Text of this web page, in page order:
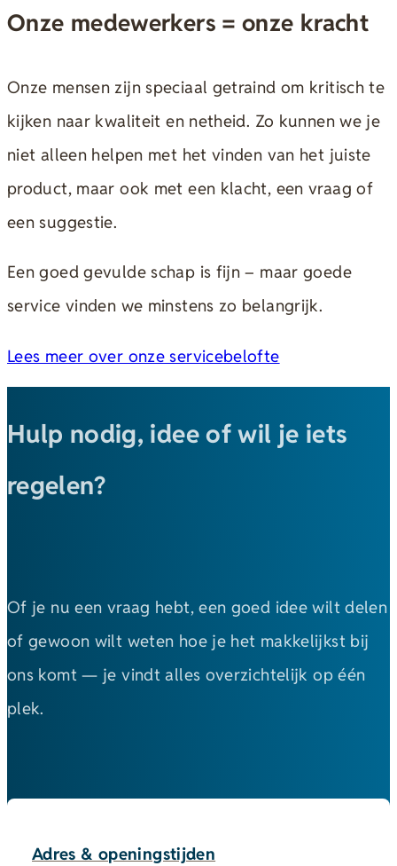
Onze medewerkers = onze kracht
Onze mensen zijn speciaal getraind om kritisch te
kijken naar kwaliteit en netheid. Zo kunnen we je
niet alleen helpen met het vinden van het juiste
product, maar ook met een klacht, een vraag of
een suggestie.
Een goed gevulde schap is fijn – maar goede
service vinden we minstens zo belangrijk.
Lees meer over onze servicebelofte
Hulp nodig, idee of wil je iets
regelen?
Of je nu een vraag hebt, een goed idee wilt delen
of gewoon wilt weten hoe je het makkelijkst bij
ons komt — je vindt alles overzichtelijk op één
plek.
Adres & openingstijden